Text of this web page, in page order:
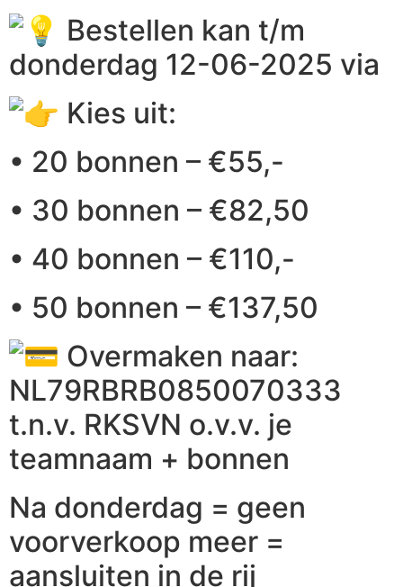
Bestellen kan t/m
donderdag 12-06-2025 via
Kies uit:
• 20 bonnen – €55,-
• 30 bonnen – €82,50
• 40 bonnen – €110,-
• 50 bonnen – €137,50
Overmaken naar:
NL79RBRB0850070333
t.n.v. RKSVN o.v.v. je
teamnaam + bonnen
Na donderdag = geen
voorverkoop meer =
aansluiten in de rij